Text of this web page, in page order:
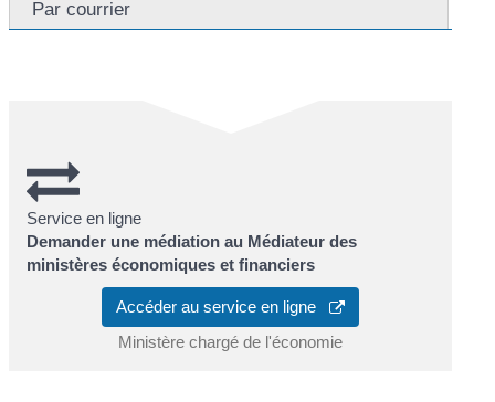
Par courrier
Service en ligne
Demander une médiation au Médiateur des
ministères économiques et financiers
Accéder au service en ligne
Ministère chargé de l'économie